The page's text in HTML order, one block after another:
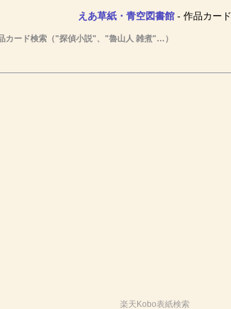
えあ草紙・青空図書館- 作品カード
カード検索（"探偵小説"、"魯山人 雑煮"…）
楽天Kobo表紙検索